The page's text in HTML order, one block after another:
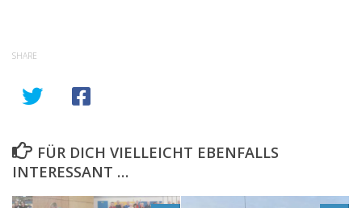
SHARE
FÜR DICH VIELLEICHT EBENFALLS
INTERESSANT …